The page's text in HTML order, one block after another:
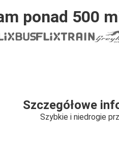
ponad 500
Szczegółowe
Szybkie i niedrogie